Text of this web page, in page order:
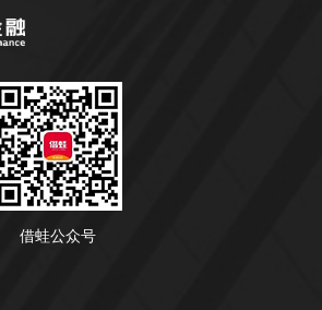
借蛙公众号